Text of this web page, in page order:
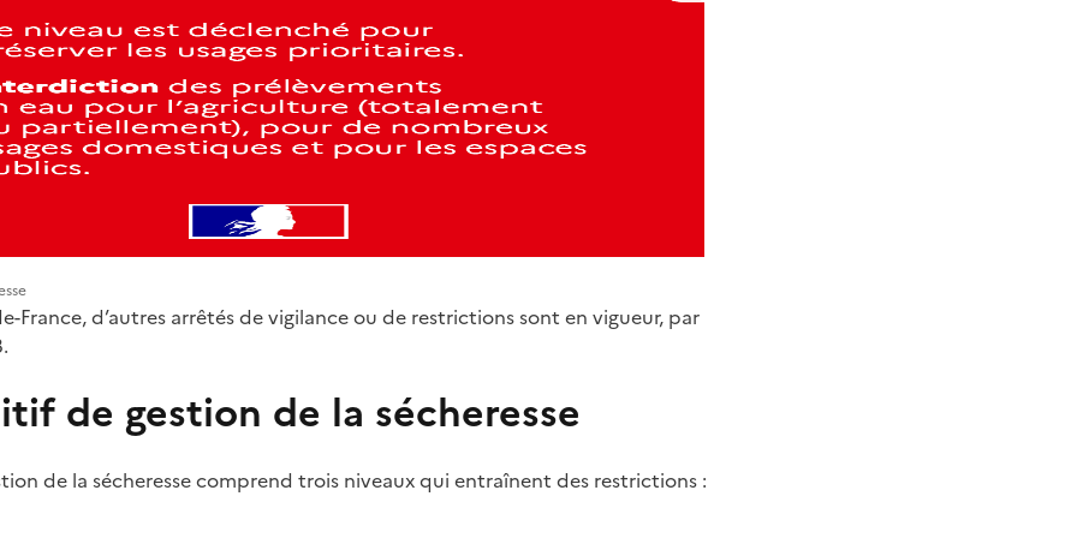
France, d’autres arrêtés de vigilance ou de restrictions sont en vigueur, par
de gestion de la sécheresse
de la sécheresse comprend trois niveaux qui entraînent des restrictions :